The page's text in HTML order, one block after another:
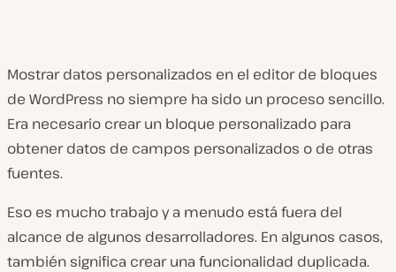
Mostrar datos personalizados en el editor de bloques
de WordPress no siempre ha sido un proceso sencillo.
Era necesario crear un bloque personalizado para
obtener datos de campos personalizados o de otras
fuentes.
Eso es mucho trabajo y a menudo está fuera del
alcance de algunos desarrolladores. En algunos casos,
también significa crear una funcionalidad duplicada.